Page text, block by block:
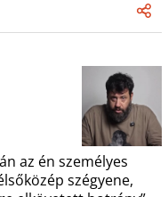
az én személyes
szégyene,